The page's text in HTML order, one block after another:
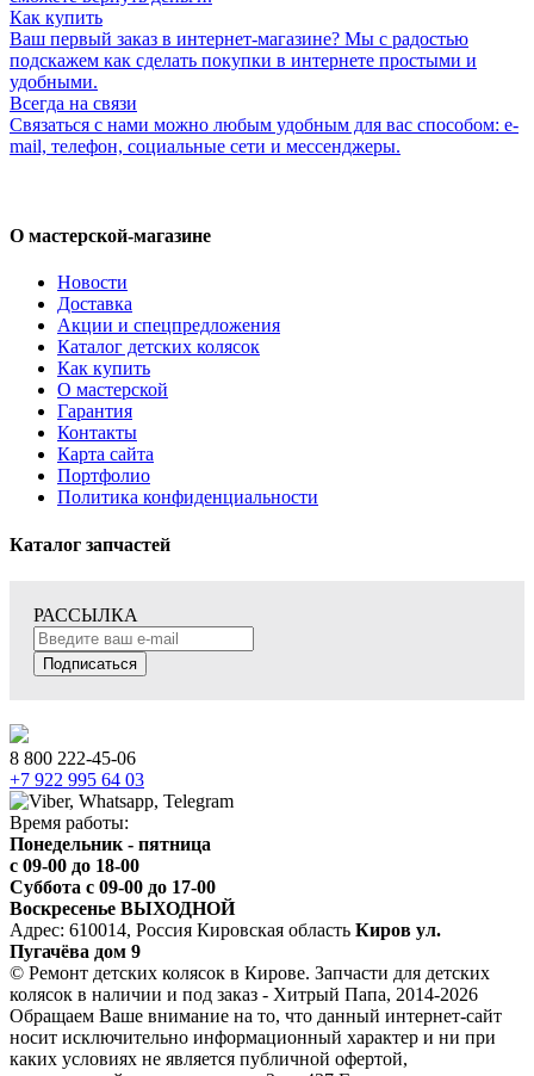
Как купить
Ваш первый заказ в интернет-магазине? Мы с радостью
подскажем как сделать покупки в интернете простыми и
удобными.
Всегда на связи
Связаться с нами можно любым удобным для вас способом: e-
mail, телефон, социальные сети и мессенджеры.
О мастерской-магазине
Новости
Доставка
Акции и спецпредложения
Каталог детских колясок
Как купить
О мастерской
Гарантия
Контакты
Карта сайта
Портфолио
Политика конфиденциальности
Каталог запчастей
РАССЫЛКА
Подписаться
8 800 222-45-06
+7 922 995 64 03
Время работы:
Понедельник - пятница
c 09-00 до 18-00
Суббота с 09-00 до 17-00
Воскресенье ВЫХОДНОЙ
Адрес: 610014, Россия Кировская область Киров ул.
Пугачёва дом 9
© Ремонт детских колясок в Кирове. Запчасти для детских
колясок в наличии и под заказ - Хитрый Папа, 2014-2026
Обращаем Ваше внимание на то, что данный интернет-сайт
носит исключительно информационный характер и ни при
каких условиях не является публичной офертой,